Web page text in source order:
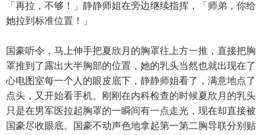
「再拉，不够！」静静师姐在旁边继续指挥，「师弟，你给
她拉到标准位置！」
国豪听令，马上伸手把夏欣月的胸罩往上方一推，直接把胸
罩推到了露出大半胸部的位置，她的乳头当然也就出现在了
心电图室每一个人的眼皮底下，静静师姐看了，满意地点了
点头，又开始看手机。刚刚在内科检查的时候夏欣月的乳头
只是在男军医拉起胸罩的一瞬间有一点走光，现在却直接被
国豪尽收眼底。国豪不动声色地拿起第一第二胸导联分别贴